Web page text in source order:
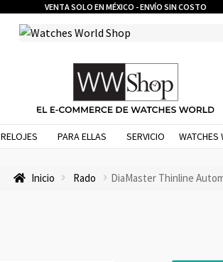
VENTA SOLO EN MÉXICO - ENVÍO SIN COSTO
RELOJES PARA ELLAS SERVICIO WATCHES
Inicio Rado DiaMaster Thinline